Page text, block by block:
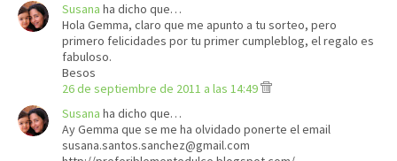
Susana ha dicho que…
Hola Gemma, claro que me apunto a tu sorteo, pero
primero felicidades por tu primer cumpleblog, el regalo es
fabuloso.
Besos
26 de septiembre de 2011 a las 14:49
Susana ha dicho que…
Ay Gemma que se me ha olvidado ponerte el email
susana.santos.sanchez@gmail.com